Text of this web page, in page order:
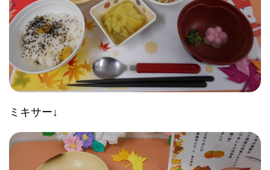
ミキサー↓